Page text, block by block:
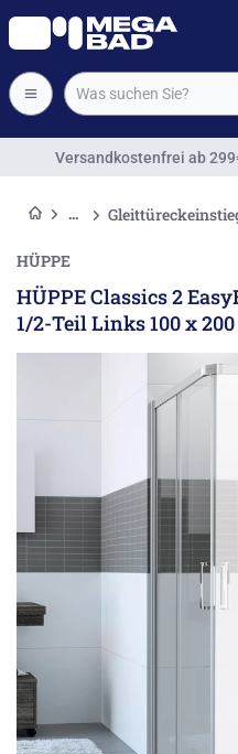
HÜPPE
HÜPPE Classics 2
1/2-Teil Links 100 x